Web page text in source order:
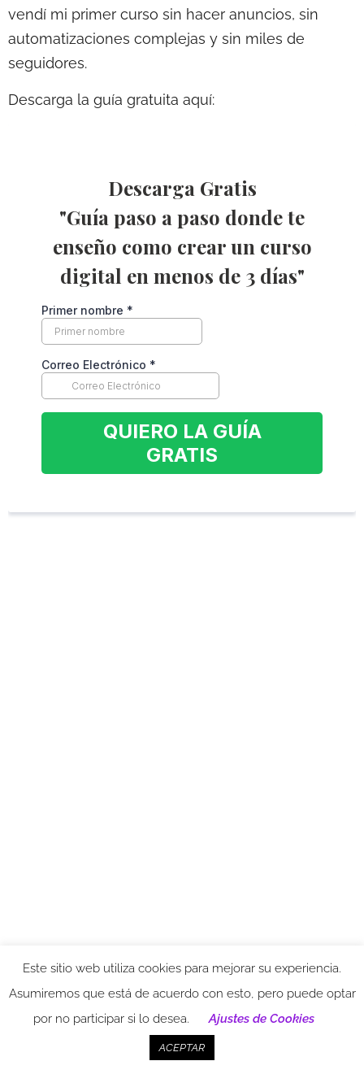
vendí mi primer curso sin hacer anuncios, sin
automatizaciones complejas y sin miles de
seguidores.
Descarga la guía gratuita aquí:
Related
Este sitio web utiliza cookies para mejorar su experiencia.
Asumiremos que está de acuerdo con esto, pero puede optar
por no participar si lo desea.
Ajustes de Cookies
ACEPTAR